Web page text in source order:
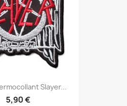
Slayer...
5,90 €